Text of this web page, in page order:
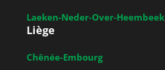
Laeken-Neder-Over-Heembeek
Liège
Chênée-Embourg